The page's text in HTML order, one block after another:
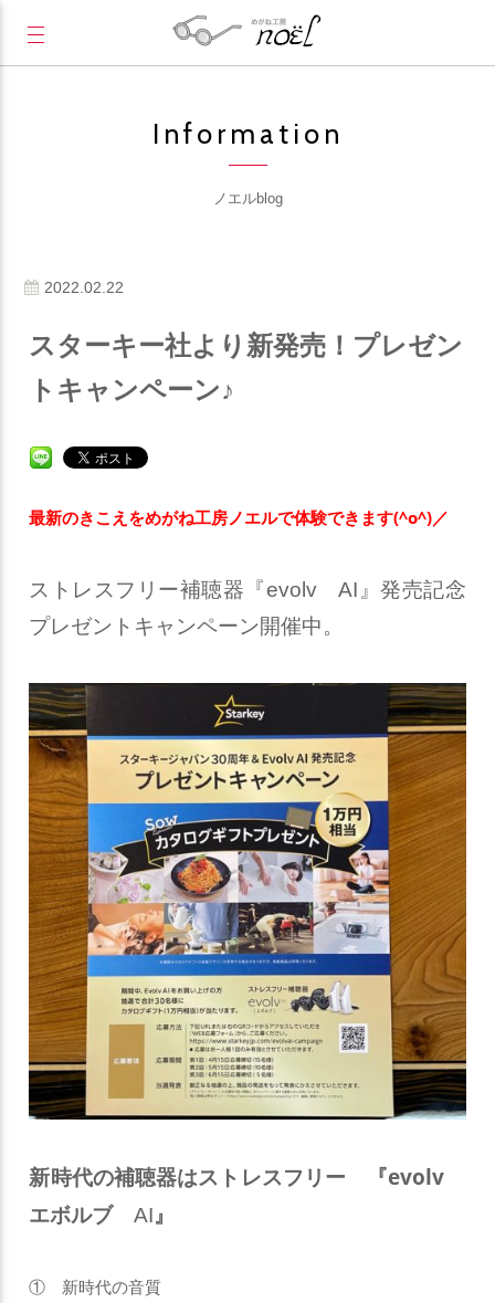
Information
ノエルblog
2022.02.22
スターキー社より新発売！プレゼン
トキャンペーン♪
最新のきこえをめがね工房ノエルで体験できます(^o^)／
ストレスフリー補聴器『evolv AI』発売記念
プレゼントキャンペーン開催中。
新時代の補聴器はストレスフリー
『evolv
エボルブAI』
① 新時代の音質